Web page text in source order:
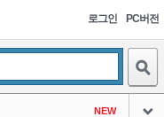
로그인 PC버전
NEW